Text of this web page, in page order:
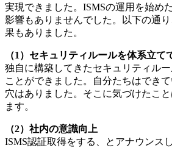
実現できました。ISMSの運用を始め
影響もありませんでした。以下の通
果もありました。
（1）セキュリティルールを体系立て
独自に構築してきたセキュリティル
ことができました。自分たちはでき
穴はありました。そこに気づけたこ
ます。
（2）社内の意識向上
ISMS認証取得をする、とアナウンス